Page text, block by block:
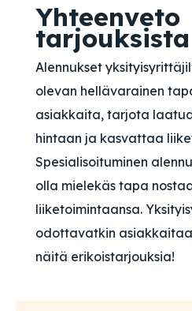
Yhteenveto
tarjouksista
Alennukset
olevan hellävarainen
asiakkaita, tarjota
hintaan ja kasvattaa
Spesialisoituminen
olla mielekäs tapa
liiketoimintaansa.
odottavatkin
näitä erikoistarjouksia!